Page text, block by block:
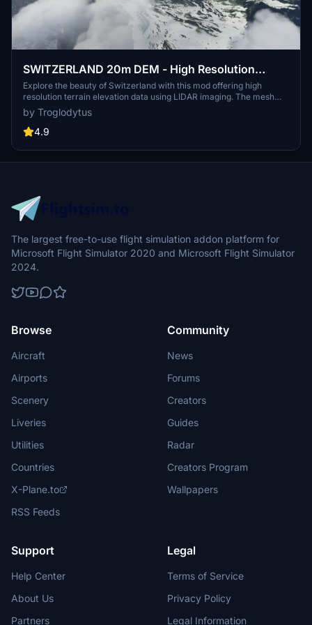
SWITZERLAND 20m DEM - High Resolution
Terrain Elevation Data from LIDAR Imaging
Explore the beauty of Switzerland with this mod offering high
resolution terrain elevation data using LIDAR imaging. The mesh
resolution is 20m, providing exceptional detail with a height
resolution of 0.1m. Update includes extreme LIDAR meshes for
specific regions. Please note potential performance impacts and
Switzerland with enhanced realism and accuracy.
by Troglodytus
4.9
The largest free-to-use flight simulation addon platform for
Microsoft Flight Simulator 2020 and Microsoft Flight Simulator
2024.
Browse
Aircraft
Airports
Scenery
Liveries
Utilities
Countries
X-Plane.to
RSS Feeds
Community
News
Forums
Creators
Guides
Radar
Creators Program
Wallpapers
Support
Help Center
About Us
Partners
Legal
Terms of Service
Privacy Policy
Legal Information